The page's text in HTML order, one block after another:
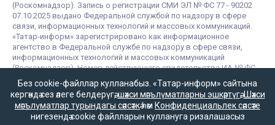
(Роскомнадзор). Запись о регистрации СМИ ЭЛ № ФС 77 - 90202
07.10.2025 выдано Федеральной службой по надзору в сфере
связи, информационных технологий и массовых коммуникаций.
«Татар-информ» зарегистрировано как информационное
агентство в Федеральной службе по надзору в сфере связи,
информационных технологий и массовых коммуникаций
(Роскомнадзор). Номер действующего свидетельства ИА № ФС
77 – 67031 от 15.09.2016 года. В соответствии со статьей 23
Закона РФ «О СМИ» при распространении сообщений и
материалов информационного агентства «Татар-информ» другим
средством массовой информации гиперссылка на него
обязательна.
Без cookie-файллар кулланабыз. «Татар-информ» сайтына
кергәндә сез әлеге белдерүгә,шәхси мәгълүматларны эшкәртүгә,Шәхси
мәгълүматлар турындагы сәясәткәһәм Конфиденциальлек сәясәте
нигезендә cookie файлларын куллануга ризалашасыз